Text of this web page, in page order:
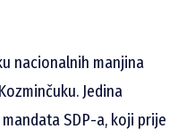
nacionalnih manjina
Jedina
SDP-a, koji prije